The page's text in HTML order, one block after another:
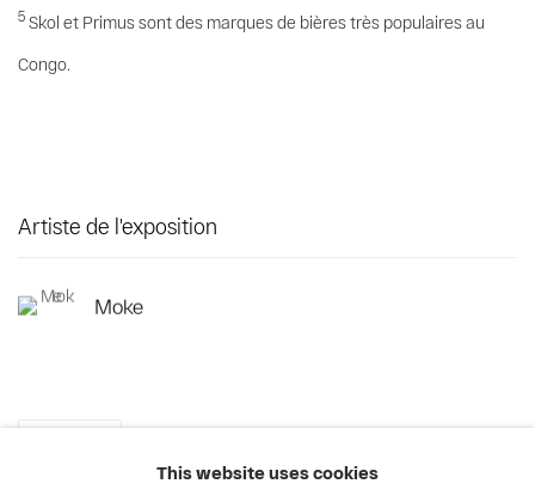
5 Skol et Primus sont des marques de bières très populaires au
Congo.
Artiste de l'exposition
Moke
This website uses cookies